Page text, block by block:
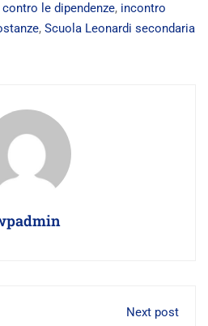
le dipendenze, incontro
, Scuola Leonardi secondaria
Next post